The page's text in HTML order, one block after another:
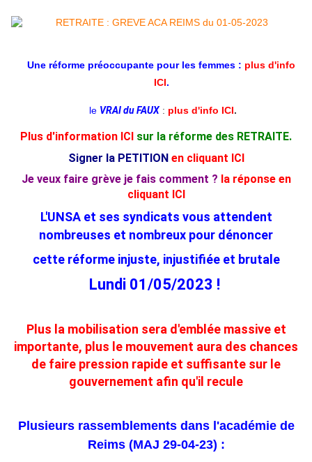
Une réforme préoccupante pour les femmes : plus d'info
ICI.
le VRAI du FAUX : plus d'info ICI.
Plus d'information ICI sur la réforme des RETRAITE.
Signer la PETITION en cliquant ICI
Je veux faire grève je fais comment ? la réponse en
cliquant ICI
L'UNSA et ses syndicats vous attendent
nombreuses et nombreux pour dénoncer
cette réforme injuste, injustifiée et brutale
Lundi 01/05/2023 !
Plus la mobilisation sera d'emblée massive et
importante, plus le mouvement aura des chances
de faire pression rapide et suffisante sur le
gouvernement afin qu'il recule
Plusieurs rassemblements dans l'académie de
Reims (MAJ 29-04-23) :